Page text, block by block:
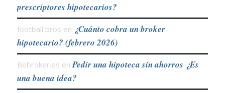
prescriptores hipotecarios?
football bros en ¿Cuánto cobra un broker
hipotecario? (febrero 2026)
Bebroker.es en Pedir una hipoteca sin ahorros ¿Es
una buena idea?